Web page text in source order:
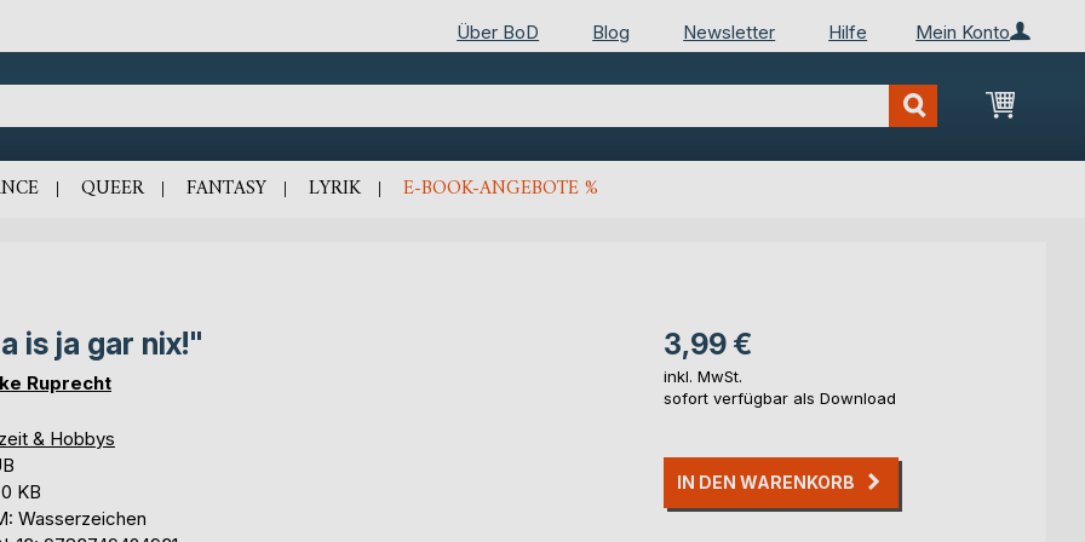
Mein Konto
Über BoD Blog Newsletter Hilfe
Mein
QUEER FANTASY LYRIK E-BOOK-ANGEBOTE %
is ja gar nix!"
Ruprecht
& Hobbys
KB
Wasserzeichen
3,99 €
inkl. MwSt.
sofort verfügbar als Download
IN DEN WARENKORB